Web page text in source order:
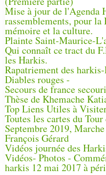
Mise à jour de l'Agenda
rassemblements, pour la
mémoire et la culture.
Plainte Saint-Maurice-
Qui connaît ce tract du
les Harkis.
Rapatriement des
Diables rouges -
Secours de france
Thèse de Khemache
Top Liens Utiles à
Toutes les cartes du
Septembre 2019,
François Gérard
Vidéos journée des
Vidéos- Photos -
harkis 12 mai 2017 à